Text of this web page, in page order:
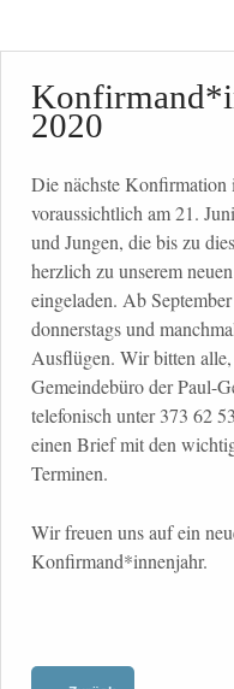
2020
Die nächste Konfirmation
voraussichtlich am 21.
und Jungen, die bis zu
herzlich zu unserem
eingeladen. Ab
donnerstags und
Ausflügen. Wir bitten
Gemeindebüro der Paul-
telefonisch unter 373 62
einen Brief mit den
Terminen.
Wir freuen uns auf ein
Konfirmand*innenjahr.